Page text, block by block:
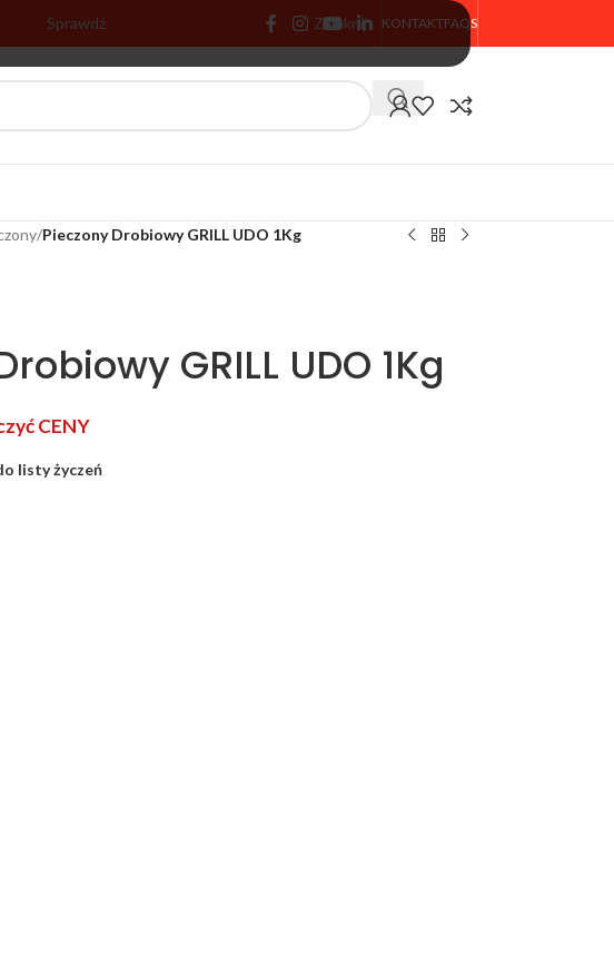
Sprawdź Zamknij KONTAKTFAQS
/Pieczony Drobiowy GRILL UDO 1Kg
GRILL UDO 1Kg
CENY
listy życzeń